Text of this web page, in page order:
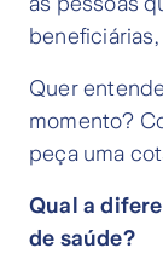
Quer
momento?
peça uma
Qual a
de saúde?